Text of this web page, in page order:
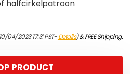
halfcirkelpatroon
04/2023 17:31 PST-Details)&FREE Shipping.
PRODUCT